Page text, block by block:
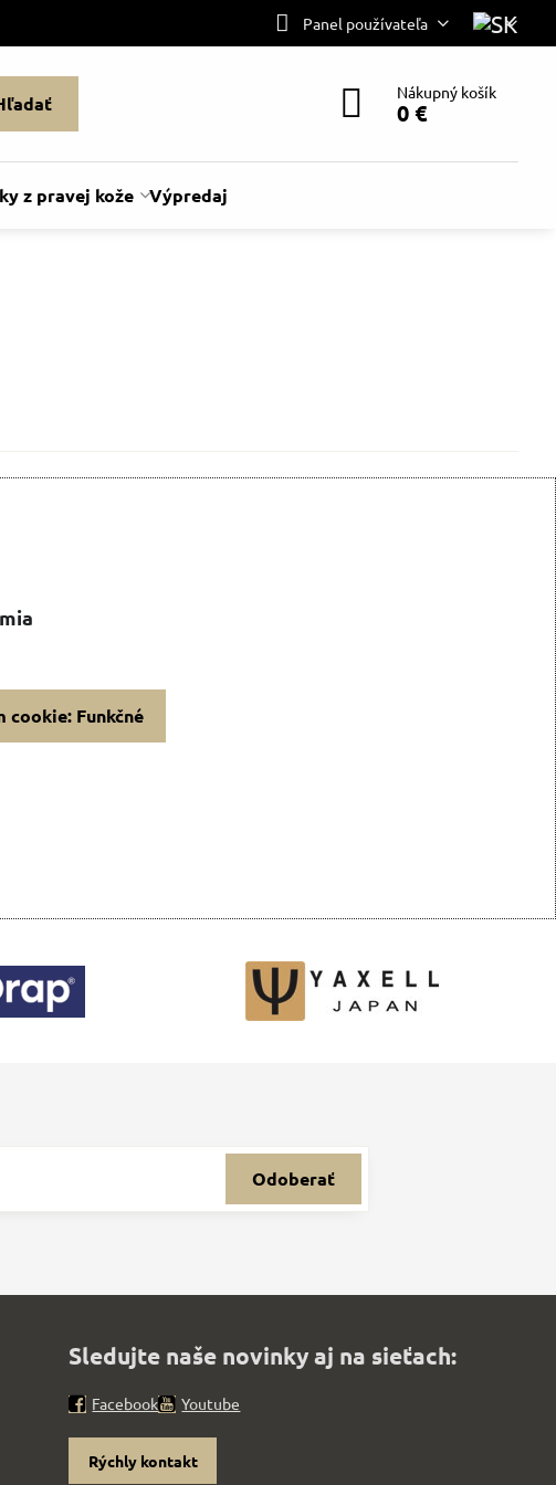
Panel používateľa
Nákupný košík
0 €
z pravej kože Výpredaj
cookie: Funkčné
Odoberať
Sledujte naše novinky aj na sieťach:
Facebook Youtube
Rýchly kontakt